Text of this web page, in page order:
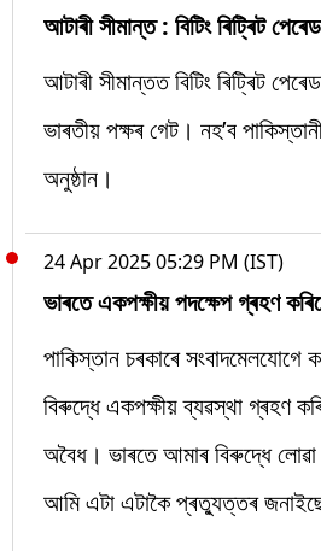
আটাৰী সীমান্ত : বিটিং ৰিট্ৰিট
আটাৰী সীমান্তত বিটিং ৰিট্ৰিট
ভাৰতীয় পক্ষৰ গেট। নহ’ব
অনুষ্ঠান।
24 Apr 2025 05:29 PM (IST)
ভাৰতে একপক্ষীয় পদক্ষেপ গ্ৰহণ
পাকিস্তান চৰকাৰে সংবাদমেলযোগে
বিৰুদ্ধে একপক্ষীয় ব্যৱস্থা গ্ৰহণ
অবৈধ। ভাৰতে আমাৰ বিৰুদ্ধে
আমি এটা এটাকৈ প্ৰত্যুত্তৰ